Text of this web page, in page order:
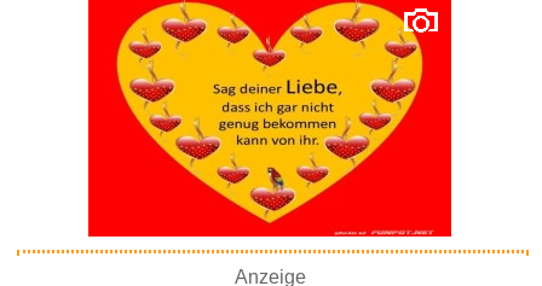
We Demain - N� 48...
Anzeige
Anzeige